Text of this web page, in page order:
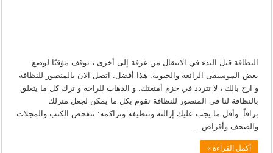
النظافة قبل البدء في الانتقال من غرفة إلى أخرى ، توقف مؤقتًا لوضع
بعض الموسيقى الرائعة والحيوية. هذا أفضل. اتصل الان بالمنصور للنظافة
و ارح بالك ، لا تتردد في حزم أمتعتك. و الذهاب للراحة و ترك كل ما يتعلق
بالنظافة لنا فى المنصور للنظافة نقوم بكل ما يمكن لجعل منزلك
براقاً. وأقل ما يجب عليك إزالته وتنظيفه وتراكمه: نتفحص الكتب والمجلات
والصحف وأقراص …
أكمل القراءة »